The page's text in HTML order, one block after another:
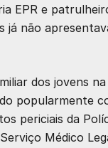
EPR e
já não
dos jovens na
popularmente
periciais da
Médico